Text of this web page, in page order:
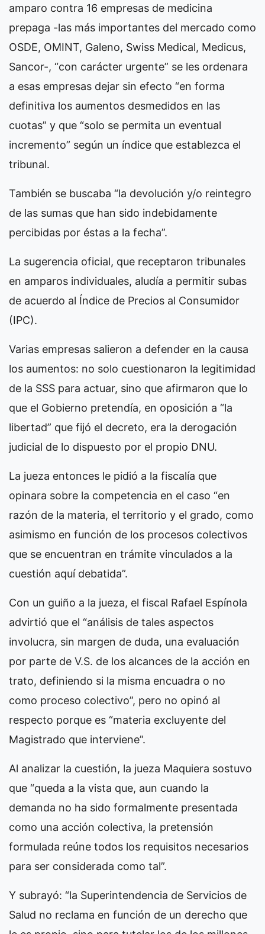
amparo contra 16 empresas de medicina
prepaga -las más importantes del mercado como
OSDE, OMINT, Galeno, Swiss Medical, Medicus,
Sancor-, “con carácter urgente” se les ordenara
a esas empresas dejar sin efecto “en forma
definitiva los aumentos desmedidos en las
cuotas” y que “solo se permita un eventual
incremento” según un índice que establezca el
tribunal.
También se buscaba “la devolución y/o reintegro
de las sumas que han sido indebidamente
percibidas por éstas a la fecha”.
La sugerencia oficial, que receptaron tribunales
en amparos individuales, aludía a permitir subas
de acuerdo al Índice de Precios al Consumidor
(IPC).
Varias empresas salieron a defender en la causa
los aumentos: no solo cuestionaron la legitimidad
de la SSS para actuar, sino que afirmaron que lo
que el Gobierno pretendía, en oposición a “la
libertad” que fijó el decreto, era la derogación
judicial de lo dispuesto por el propio DNU.
La jueza entonces le pidió a la fiscalía que
opinara sobre la competencia en el caso “en
razón de la materia, el territorio y el grado, como
asimismo en función de los procesos colectivos
que se encuentran en trámite vinculados a la
cuestión aquí debatida”.
Con un guiño a la jueza, el fiscal Rafael Espínola
advirtió que el “análisis de tales aspectos
involucra, sin margen de duda, una evaluación
por parte de V.S. de los alcances de la acción en
trato, definiendo si la misma encuadra o no
como proceso colectivo”, pero no opinó al
respecto porque es “materia excluyente del
Magistrado que interviene”.
Al analizar la cuestión, la jueza Maquiera sostuvo
que “queda a la vista que, aun cuando la
demanda no ha sido formalmente presentada
como una acción colectiva, la pretensión
formulada reúne todos los requisitos necesarios
para ser considerada como tal”.
Y subrayó: “la Superintendencia de Servicios de
Salud no reclama en función de un derecho que